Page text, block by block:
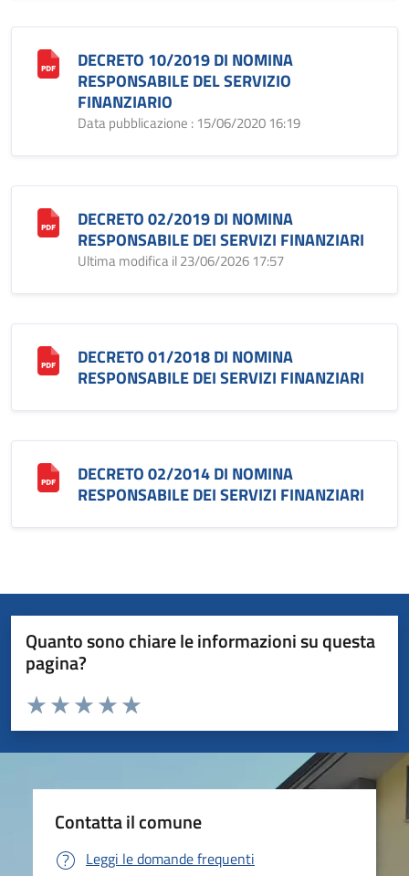
DECRETO 10/2019 DI NOMINA
RESPONSABILE DEL SERVIZIO
FINANZIARIO
Data pubblicazione : 15/06/2020 16:19
DECRETO 02/2019 DI NOMINA
RESPONSABILE DEI SERVIZI FINANZIARI
Ultima modifica il 23/06/2026 17:57
DECRETO 01/2018 DI NOMINA
RESPONSABILE DEI SERVIZI FINANZIARI
DECRETO 02/2014 DI NOMINA
RESPONSABILE DEI SERVIZI FINANZIARI
Quanto sono chiare le informazioni su questa
pagina?
Valuta da 1 a 5 stelle la pagina
Valuta 5 stelle su 5
Valuta 4 stelle su 5
Valuta 3 stelle su 5
Valuta 2 stelle su 5
Valuta 1 stelle su 5
Contatta il comune
Leggi le domande frequenti